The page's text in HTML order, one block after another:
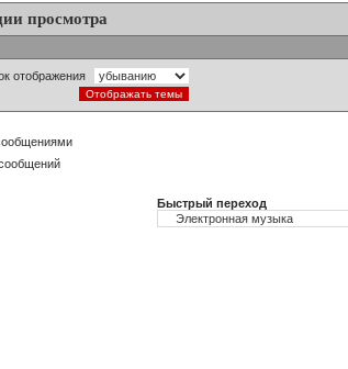
просмотра
отображения
Быстрый переход